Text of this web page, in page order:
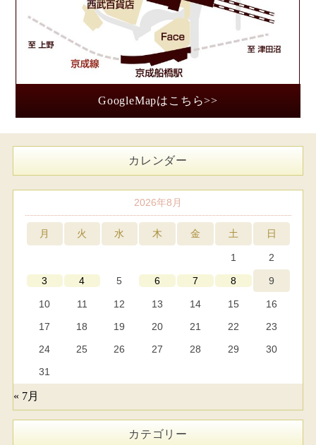
GoogleMapはこちら>>
カレンダー
2026年8月
月 火 水 木 金 土 日
1 2
3 4 5 6 7 8 9
10 11 12 13 14 15
16
17
18 19 20 21 22
23
24
25 26 27 28 29
30
31
« 7月
カテゴリー